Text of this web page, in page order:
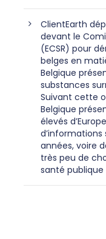
ClientEarth
devant le
(ECSR) pour
belges en
Belgique
substances
Suivant cette
Belgique
élevés
années, voire
très peu de
santé publique